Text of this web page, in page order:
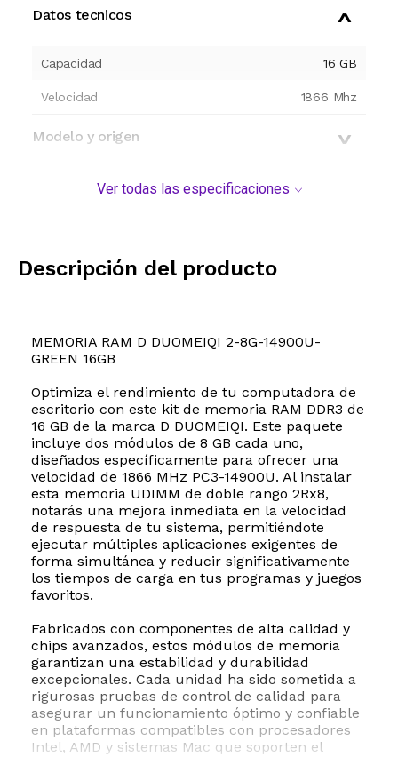
Datos tecnicos
Capacidad 16 GB
Velocidad 1866 Mhz
Modelo y origen
Ver todas las especificaciones
Descripción del producto
MEMORIA RAM D DUOMEIQI 2-8G-14900U-
GREEN 16GB
Optimiza el rendimiento de tu computadora de
escritorio con este kit de memoria RAM DDR3 de
16 GB de la marca D DUOMEIQI. Este paquete
incluye dos módulos de 8 GB cada uno,
diseñados específicamente para ofrecer una
velocidad de 1866 MHz PC3-14900U. Al instalar
esta memoria UDIMM de doble rango 2Rx8,
notarás una mejora inmediata en la velocidad
de respuesta de tu sistema, permitiéndote
ejecutar múltiples aplicaciones exigentes de
forma simultánea y reducir significativamente
los tiempos de carga en tus programas y juegos
favoritos.
Fabricados con componentes de alta calidad y
chips avanzados, estos módulos de memoria
garantizan una estabilidad y durabilidad
excepcionales. Cada unidad ha sido sometida a
rigurosas pruebas de control de calidad para
asegurar un funcionamiento óptimo y confiable
en plataformas compatibles con procesadores
Intel, AMD y sistemas Mac que soporten el